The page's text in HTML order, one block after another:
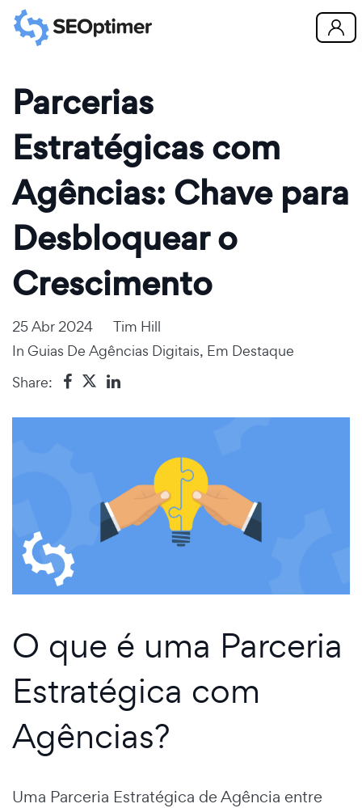
Parcerias
Estratégicas com
Agências: Chave para
Desbloquear o
Crescimento
25 Abr 2024
Tim Hill
In Guias De Agências Digitais, Em Destaque
Share:
O que é uma Parceria
Estratégica com
Agências?
Uma Parceria Estratégica de Agência entre